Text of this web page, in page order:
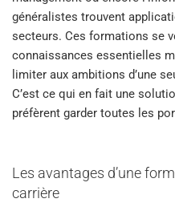
généralistes trouvent
secteurs. Ces formations se
connaissances essentielles
limiter aux ambitions d’une
C’est ce qui en fait une
préfèrent garder toutes les
Les avantages d’une
carrière